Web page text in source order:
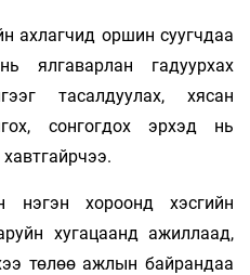
ахлагчид оршин суугчдаа
ялгаварлан гадуурхах
тасалдуулах, хясан
сонгогдох эрхэд нь
нэгэн хороонд хэсгийн
хугацаанд ажиллаад,
төлөө ажлын байрандаа